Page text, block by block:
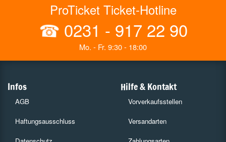
ProTicket Ticket-Hotline
☎ 0231 - 917 22 90
Mo. - Fr. 9:30 - 18:00
Infos
AGB
Haftungsausschluss
Hilfe & Kontakt
Vorverkaufsstellen
Versandarten